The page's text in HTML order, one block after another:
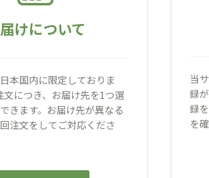
けについて
本国内に限定しておりま
文につき、お届け先を1つ選
きます。お届け先が異なる
注文をしてご対応くださ
当
録
録
を